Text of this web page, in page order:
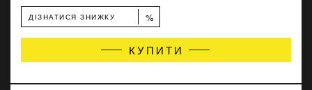
ДІЗНАТИСЯ ЗНИЖКУ %
КУПИТИ